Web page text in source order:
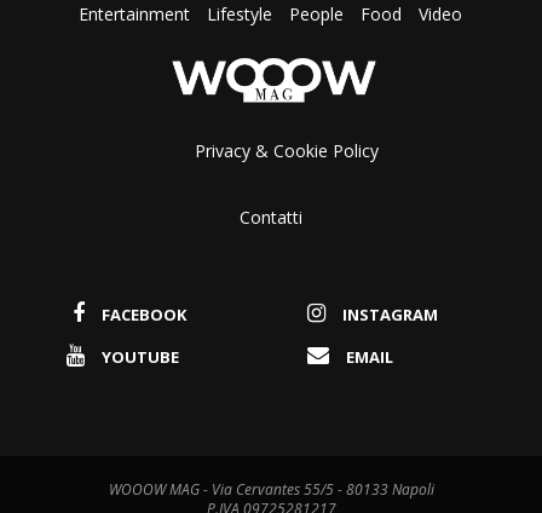
Entertainment Lifestyle People Food Video
Privacy & Cookie Policy
Contatti
FACEBOOK
INSTAGRAM
YOUTUBE
EMAIL
WOOOW MAG - Via Cervantes 55/5 - 80133 Napoli